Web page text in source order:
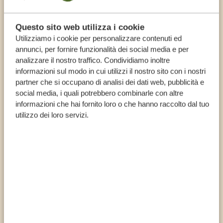
Questo sito web utilizza i cookie
Utilizziamo i cookie per personalizzare contenuti ed
annunci, per fornire funzionalità dei social media e per
analizzare il nostro traffico. Condividiamo inoltre
informazioni sul modo in cui utilizzi il nostro sito con i nostri
partner che si occupano di analisi dei dati web, pubblicità e
social media, i quali potrebbero combinarle con altre
informazioni che hai fornito loro o che hanno raccolto dal tuo
utilizzo dei loro servizi.
si avvera! Consiglio vivamente di affidarvi
a Tanzania Specialist per il vostro safari! E
chiedete di Jordan!
Esperienza e conoscenza
Guide private professionali, comode jeep private,
itinerari flessibili e la migliore esperienza cliente.
Prepariamo il tuo viaggio in ogni minimo dettaglio, così
che a te non resti che una cosa da fare: godertelo.
Senza stress né preoccupazioni. Scegli un viaggio
indimenticabile con un servizio di qualità, per un